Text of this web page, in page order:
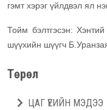
гэмт хэрэг үйлдвэл ял
Тойм бэлтгэсэн:
шүүхийн шүүгч
Төрөл
ЦАГ ҮЕИЙН МЭДЭЭ